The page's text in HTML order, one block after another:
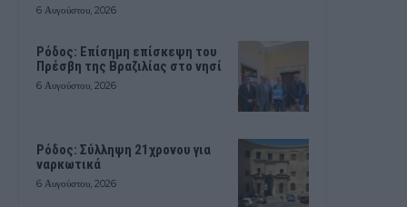
6 Αυγούστου, 2026
Ρόδος: Επίσημη επίσκεψη του
Πρέσβη της Βραζιλίας στο νησί
6 Αυγούστου, 2026
Ρόδος: Σύλληψη 21χρονου για
ναρκωτικά
6 Αυγούστου, 2026